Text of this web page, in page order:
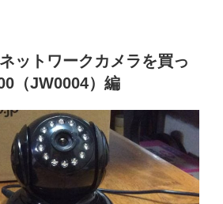
ットワークカメラを買っ
（JW0004）編